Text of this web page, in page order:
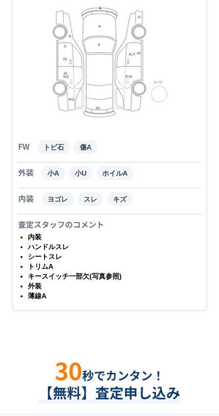
FW トビ石 傷A
外装 小A 小U ホイルA
内装 ヨゴレ スレ キズ
査定スタッフのコメント
内装
ハンドルスレ
シートスレ
トリムA
キースイッチ一部欠(写真参照)
外装
薄線A
30秒でカンタン！
【無料】査定申し込み